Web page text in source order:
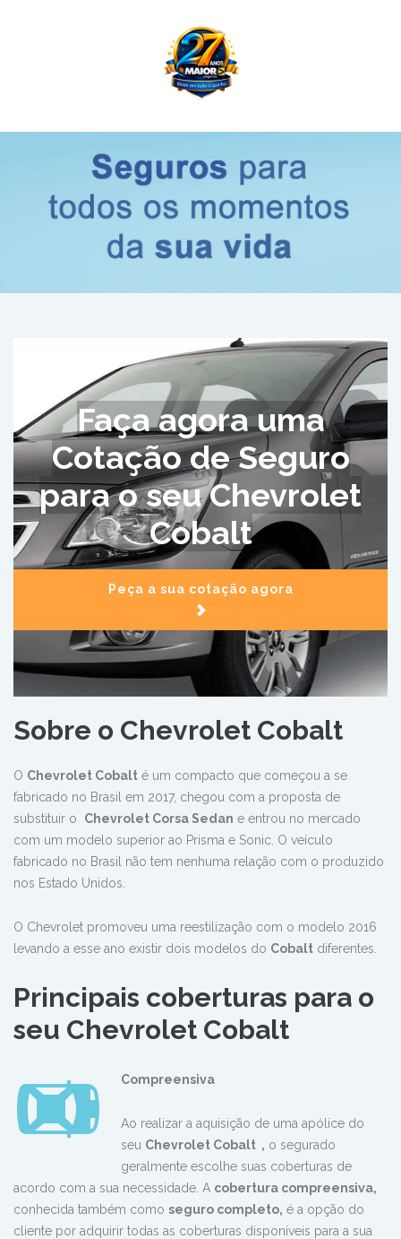
Faça agora uma
Cotação de Seguro
para o seu Chevrolet
Cobalt
Peça a sua cotação agora
Sobre o Chevrolet Cobalt
O Chevrolet Cobalt é um compacto que começou a se
fabricado no Brasil em 2017, chegou com a proposta de
substituir o Chevrolet Corsa Sedan e entrou no mercado
com um modelo superior ao Prisma e Sonic. O veículo
fabricado no Brasil não tem nenhuma relação com o produzido
nos Estado Unidos.
O Chevrolet promoveu uma reestilização com o modelo 2016
levando a esse ano existir dois modelos do Cobalt diferentes.
Principais coberturas para o
seu Chevrolet Cobalt
Compreensiva
Ao realizar a aquisição de uma apólice do
seu Chevrolet Cobalt , o segurado
geralmente escolhe suas coberturas de
acordo com a sua necessidade. A cobertura compreensiva,
conhecida também como seguro completo, é a opção do
cliente por adquirir todas as coberturas disponíveis para a sua